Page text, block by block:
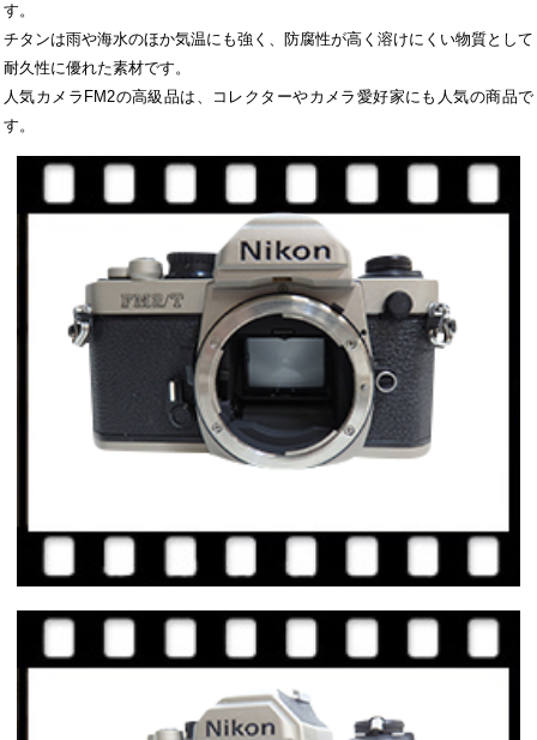
す。
チタンは雨や海水のほか気温にも強く、防腐性が高く溶けにくい物質として
耐久性に優れた素材です。
人気カメラFM2の高級品は、コレクターやカメラ愛好家にも人気の商品で
す。